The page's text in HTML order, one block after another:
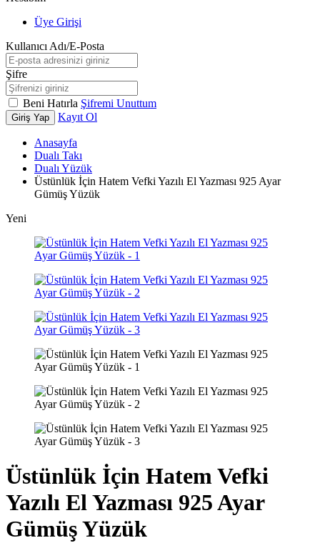
Üye Girişi
Kullanıcı Adı/E-Posta
Şifre
Beni Hatırla Şifremi Unuttum
Giriş Yap Kayıt Ol
Anasayfa
Dualı Takı
Dualı Yüzük
Üstünlük İçin Hatem Vefki Yazılı El Yazması 925 Ayar
Gümüş Yüzük
Yeni
Üstünlük İçin Hatem Vefki
Yazılı El Yazması 925 Ayar
Gümüş Yüzük